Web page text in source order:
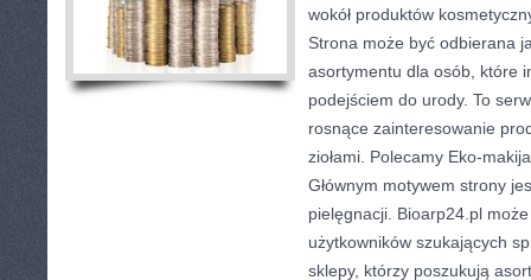
wokół produktów
Strona może być odbierana
asortymentu dla osób, które
podejściem do urody. To
rosnące zainteresowanie
ziołami. Polecamy Eko-
Głównym motywem strony
pielęgnacji. Bioarp24.pl
użytkowników szukających
sklepy, którzy poszukują